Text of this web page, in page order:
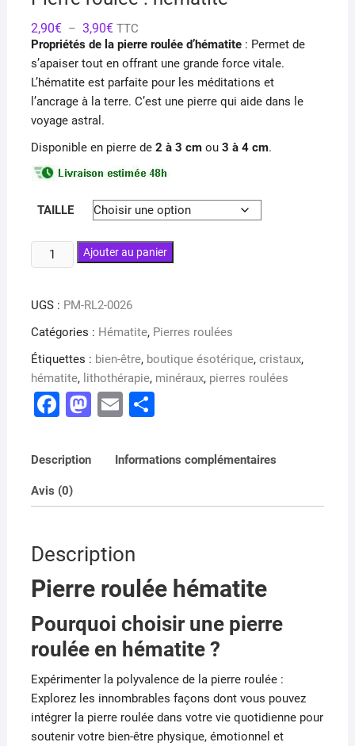
2,90€ – 3,90€Plage
de
prix :
2,90€
3,90€
TTC
Propriétés de la pierre roulée d’hématite: Permet de
s’apaiser tout en offrant une grande force vitale.
L’hématite est parfaite pour les méditations et
l’ancrage à la terre. C’est une pierre qui aide dans le
voyage astral.
Disponible en pierre de 2 à 3 cmou 3 à 4 cm.
TAILLE
quantité
de
roulée
:
Ajouter au panier
UGS : PM-RL2-0026
Catégories : Hématite, Pierres roulées
Étiquettes : bien-être, boutique ésotérique, cristaux,
hématite, lithothérapie, minéraux, pierres roulées
F
c
e
b
o
k
M
st
d
n
E
ai
P
ta
er
Description Informations complémentaires
Avis (0)
Description
Pierre roulée hématite
Pourquoi choisir une pierre
roulée en hématite ?
Expérimenter la polyvalence de la pierre roulée :
Explorez les innombrables façons dont vous pouvez
intégrer la pierre roulée dans votre vie quotidienne pour
soutenir votre bien-être physique, émotionnel et